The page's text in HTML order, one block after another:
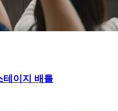
테이지 배틀